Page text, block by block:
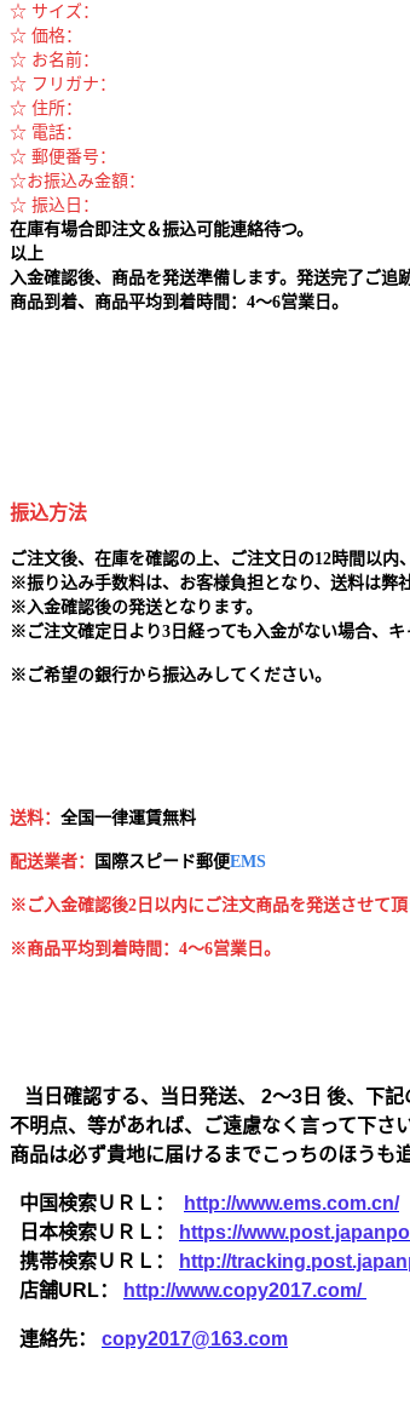
☆ サイズ：
☆ 価格：
☆ お名前：
☆ フリガナ：
☆ 住所：
☆ 電話：
☆ 郵便番号：
☆お振込み金額：
☆ 振込日：
在庫有場合即注文＆振込可能連絡待つ。
以上
入金確認後、商品を発送準備します。発送完了ご追
商品到着、商品平均到着時間：4～6営業日。
振込方法
ご注文後、在庫を確認の上、ご注文日の12時間以
※振り込み手数料は、お客様負担となり、送料は弊
※ 入金確認後の発送となります。
※ ご注文確定日より3日経っても入金がない場合、キ
※ ご希望の銀行から振込みしてください。
送料： 全国一律運賃無料
配送業者： 国 際スピード郵便EMS
※ご入金確認後2日以内にご注文商品を発送させて頂
※商品平均到着時間：4～6営業日。
当日確認する、当日発送、 2～3日 後、下
不明点、等があれば、ご遠慮なく言って
商品は必ず貴地に届けるまでこっちのほうも
中国検索ＵＲＬ：
http://www.ems.com.cn/
日本検索ＵＲＬ：
https://
携帯検索ＵＲＬ：
http://
店舗URL：
http://www.copy2017.com/
連絡先： copy2017@163.com